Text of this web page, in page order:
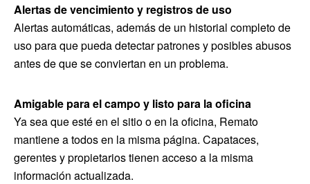
Alertas de vencimiento y registros de uso
Alertas automáticas, además de un historial completo de
uso para que pueda detectar patrones y posibles abusos
antes de que se conviertan en un problema.
Amigable para el campo y listo para la oficina
Ya sea que esté en el sitio o en la oficina, Remato
mantiene a todos en la misma página. Capataces,
gerentes y propietarios tienen acceso a la misma
información actualizada.